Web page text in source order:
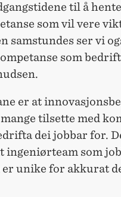
til å
som vil vere
samstundes ser vi
som
er at
tilsette med
dei jobbar for.
ingeniørteam som
unike for akkurat